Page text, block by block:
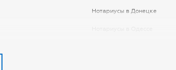
Нотариусы в Донецке